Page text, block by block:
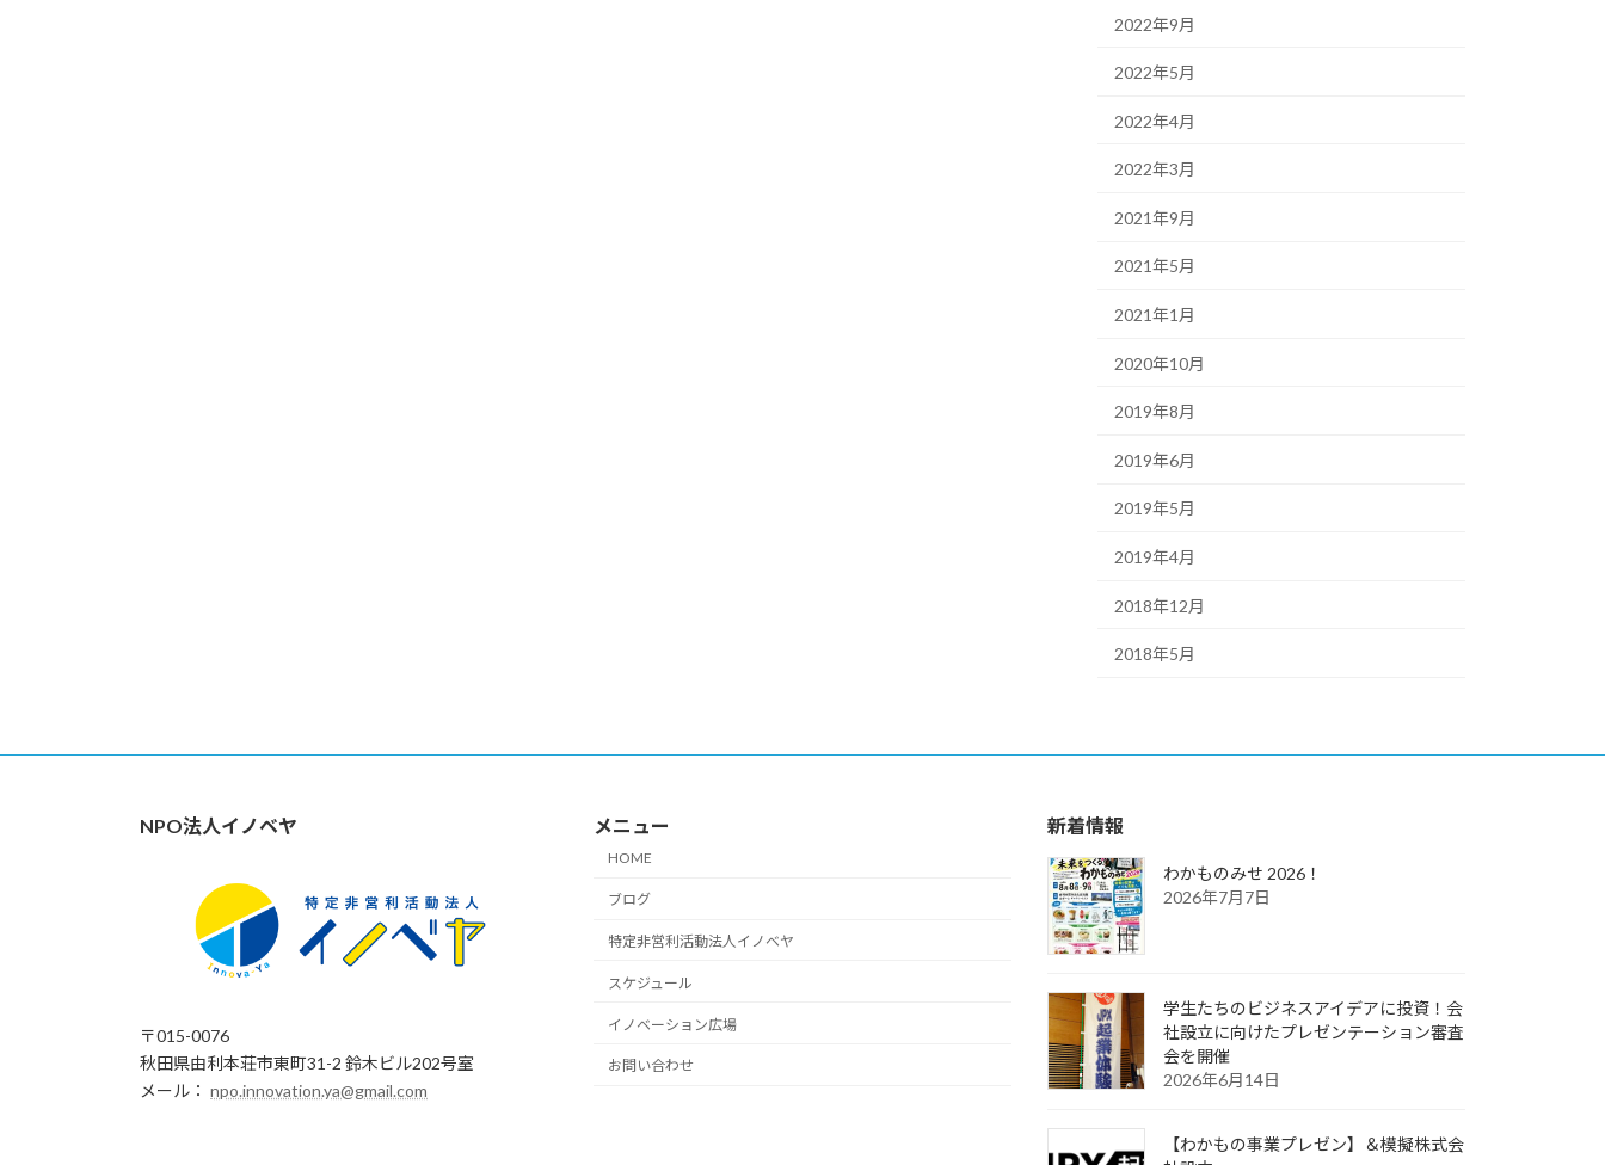
2022年9月
2022年5月
2022年4月
2022年3月
2021年9月
2021年5月
2021年1月
2020年10月
2019年8月
2019年6月
2019年5月
2019年4月
2018年12月
2018年5月
NPO法人イノベヤ
〒015-0076
秋田県由利本荘市東町31-2 鈴木ビル202号室
メール： npo.innovation.ya@gmail.com
メニュー
HOME
ブログ
特定非営利活動法人イノベヤ
スケジュール
イノベーション広場
お問い合わせ
新着情報
わかものみせ 2026！
2026年7月7日
学生たちのビジネスアイデアに投資！会
社設立に向けたプレゼンテーション審査
会を開催
2026年6月14日
【わかもの事業プレゼン】＆模擬株式会